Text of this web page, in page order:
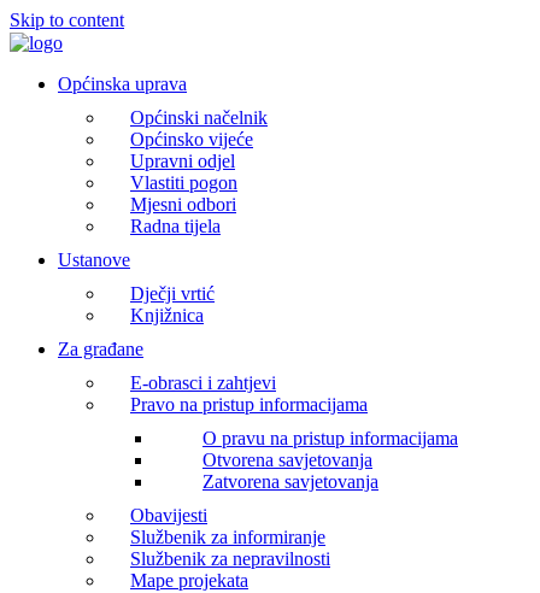
Skip to content
Općinska uprava
Općinski načelnik
Općinsko vijeće
Upravni odjel
Vlastiti pogon
Mjesni odbori
Radna tijela
Ustanove
Dječji vrtić
Knjižnica
Za građane
E-obrasci i zahtjevi
Pravo na pristup informacijama
O pravu na pristup informacijama
Otvorena savjetovanja
Zatvorena savjetovanja
Obavijesti
Službenik za informiranje
Službenik za nepravilnosti
Mape projekata